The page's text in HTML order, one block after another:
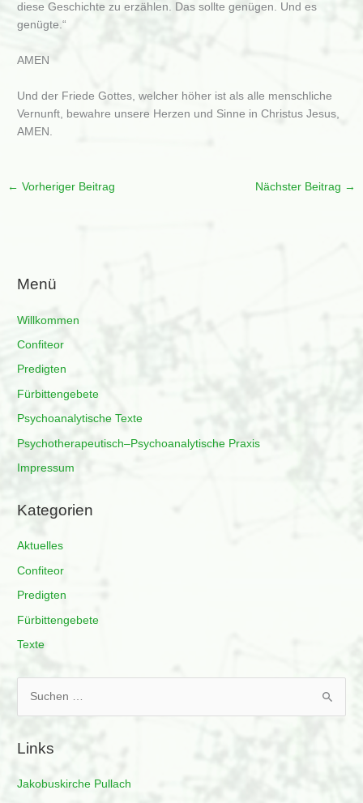
Menü
Willkommen
Confiteor
Predigten
Fürbittengebete
Psychoanalytische Texte
Psychotherapeutisch–Psychoanalytische Praxis
Impressum
Kategorien
Aktuelles
Confiteor
Predigten
Fürbittengebete
Texte
h
Links
Jakobuskirche Pullach
diese Geschichte zu erzählen. Das sollte genügen. Und es
genügte.“
AMEN
Und der Friede Gottes, welcher höher ist als alle menschliche
Vernunft, bewahre unsere Herzen und Sinne in Christus Jesus,
AMEN.
← Vorheriger Beitrag Nächster Beitrag →